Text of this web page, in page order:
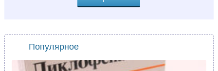
Популярное